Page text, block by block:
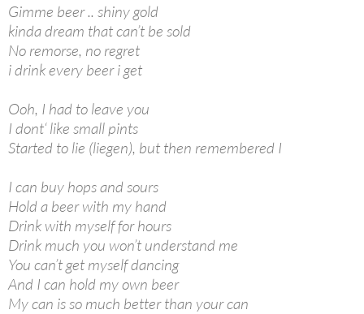
Gimme beer .. shiny gold
kinda dream that can’t be sold
No remorse, no regret
i drink every beer i get
Ooh, I had to leave you
I dont‘ like small pints
Started to lie (liegen), but then remembered I
I can buy hops and sours
Hold a beer with my hand
Drink with myself for hours
Drink much you won’t understand me
You can’t get myself dancing
And I can hold my own beer
My can is so much better than your can